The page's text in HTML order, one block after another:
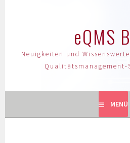
eQMS
Neuigkeiten und
Qualitätsmanagement-
MENÜ